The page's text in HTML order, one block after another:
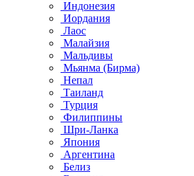
Индонезия
Иордания
Лаос
Малайзия
Мальдивы
Мьянма (Бирма)
Непал
Таиланд
Турция
Филиппины
Шри-Ланка
Япония
Аргентина
Белиз